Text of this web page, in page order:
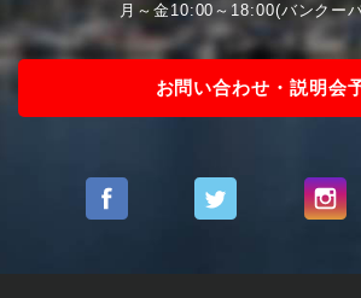
月～金10:00～18:00(バンクー
お問い合わせ・説明会